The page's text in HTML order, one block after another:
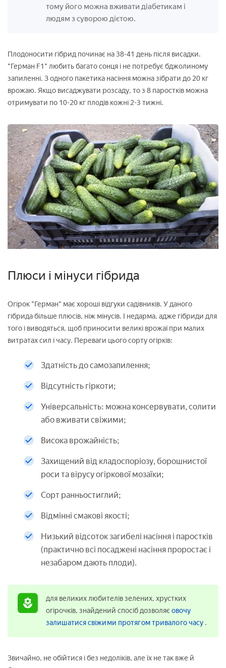
тому його можна вживати діабетикам і
людям з суворою дієтою.
Плодоносити гібрид починає на 38-41 день після висадки.
"Герман F1" любить багато сонця і не потребує бджолиному
запиленні. З одного пакетика насіння можна зібрати до 20 кг
врожаю. Якщо висаджувати розсаду, то з 8 паростків можна
отримувати по 10-20 кг плодів кожні 2-3 тижні.
Плюси і мінуси гібрида
Огірок "Герман" має хороші відгуки садівників. У даного
гібрида більше плюсів, ніж мінусів. І недарма, адже гібриди для
того і виводяться, щоб приносити великі врожаї при малих
витратах сил і часу. Переваги цього сорту огірків:
Здатність до самозапилення;
Відсутність гіркоти;
Універсальність: можна консервувати, солити
або вживати свіжими;
Висока врожайність;
Захищений від кладоспоріозу, борошнистої
роси та вірусу огіркової мозаїки;
Сорт ранньостиглий;
Відмінні смакові якості;
Низький відсоток загибелі насіння і паростків
(практично всі посаджені насіння проростає і
незабаром дають плоди).
для великих любителів зелених, хрустких
огірочків, знайдений спосіб дозволяє овочу
залишатися свіжими протягом тривалого часу .
Звичайно, не обійтися і без недоліків, але їх не так вже й